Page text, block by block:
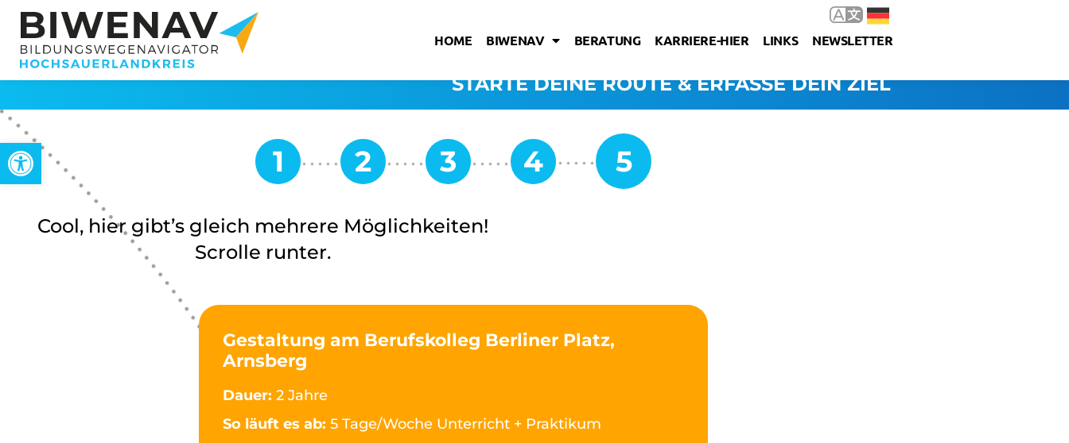
Werkzeugleiste öffnen
HOME BIWENAV BERATUNG KARRIERE-HIER LINKS NEWSLETTER
STARTE DEINE ROUTE & ERFASSE DEIN ZIEL
Cool, hier gibt’s gleich mehrere Möglichkeiten!
Scrolle runter.
Gestaltung am Berufskolleg Berliner Platz,
Arnsberg
Dauer: 2 Jahre
So läuft es ab: 5 Tage/Woche Unterricht + Praktikum